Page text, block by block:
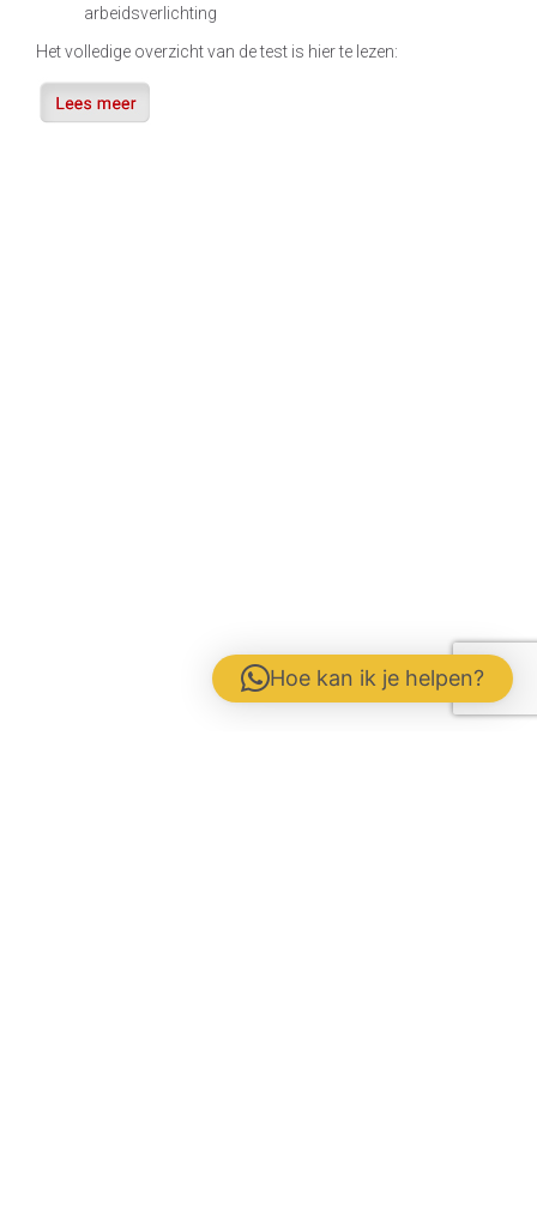
arbeidsverlichting
Het volledige overzicht van de test is hier te lezen:
Hoe kan ik je helpen?